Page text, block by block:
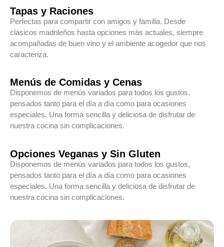
Tapas y Raciones
Perfectas para compartir con amigos y familia. Desde
clásicos madrileños hasta opciones más actuales, siempre
acompañadas de buen vino y el ambiente acogedor que nos
caracteriza.
Menús de Comidas y Cenas
Disponemos de menús variados para todos los gustos,
pensados tanto para el día a día como para ocasiones
especiales. Una forma sencilla y deliciosa de disfrutar de
nuestra cocina sin complicaciones.
Opciones Veganas y Sin Gluten
Disponemos de menús variados para todos los gustos,
pensados tanto para el día a día como para ocasiones
especiales. Una forma sencilla y deliciosa de disfrutar de
nuestra cocina sin complicaciones.